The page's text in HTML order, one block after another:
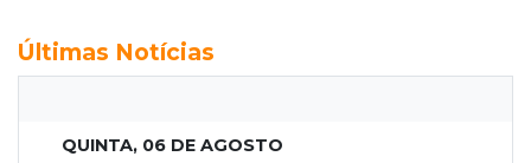
Últimas Notícias
QUINTA, 06 DE AGOSTO